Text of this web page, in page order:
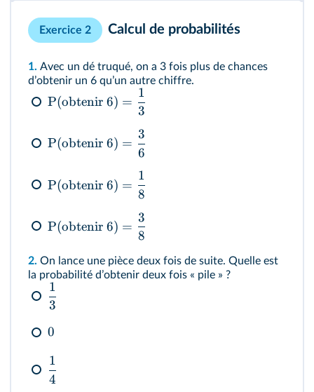
Exercice 2 Calcul de probabilités
1. Avec un dé truqué, on a 3 fois plus de chances
dʼobtenir un 6 quʼun autre chiffre.
P(obtenir 6) =
3
1
P(obtenir 6) =
6
3
P(obtenir 6) =
8
1
P(obtenir 6) =
8
3
2. On lance une pièce deux fois de suite. Quelle est
la probabilité dʼobtenir deux fois « pile » ?
3
1
0
4
1